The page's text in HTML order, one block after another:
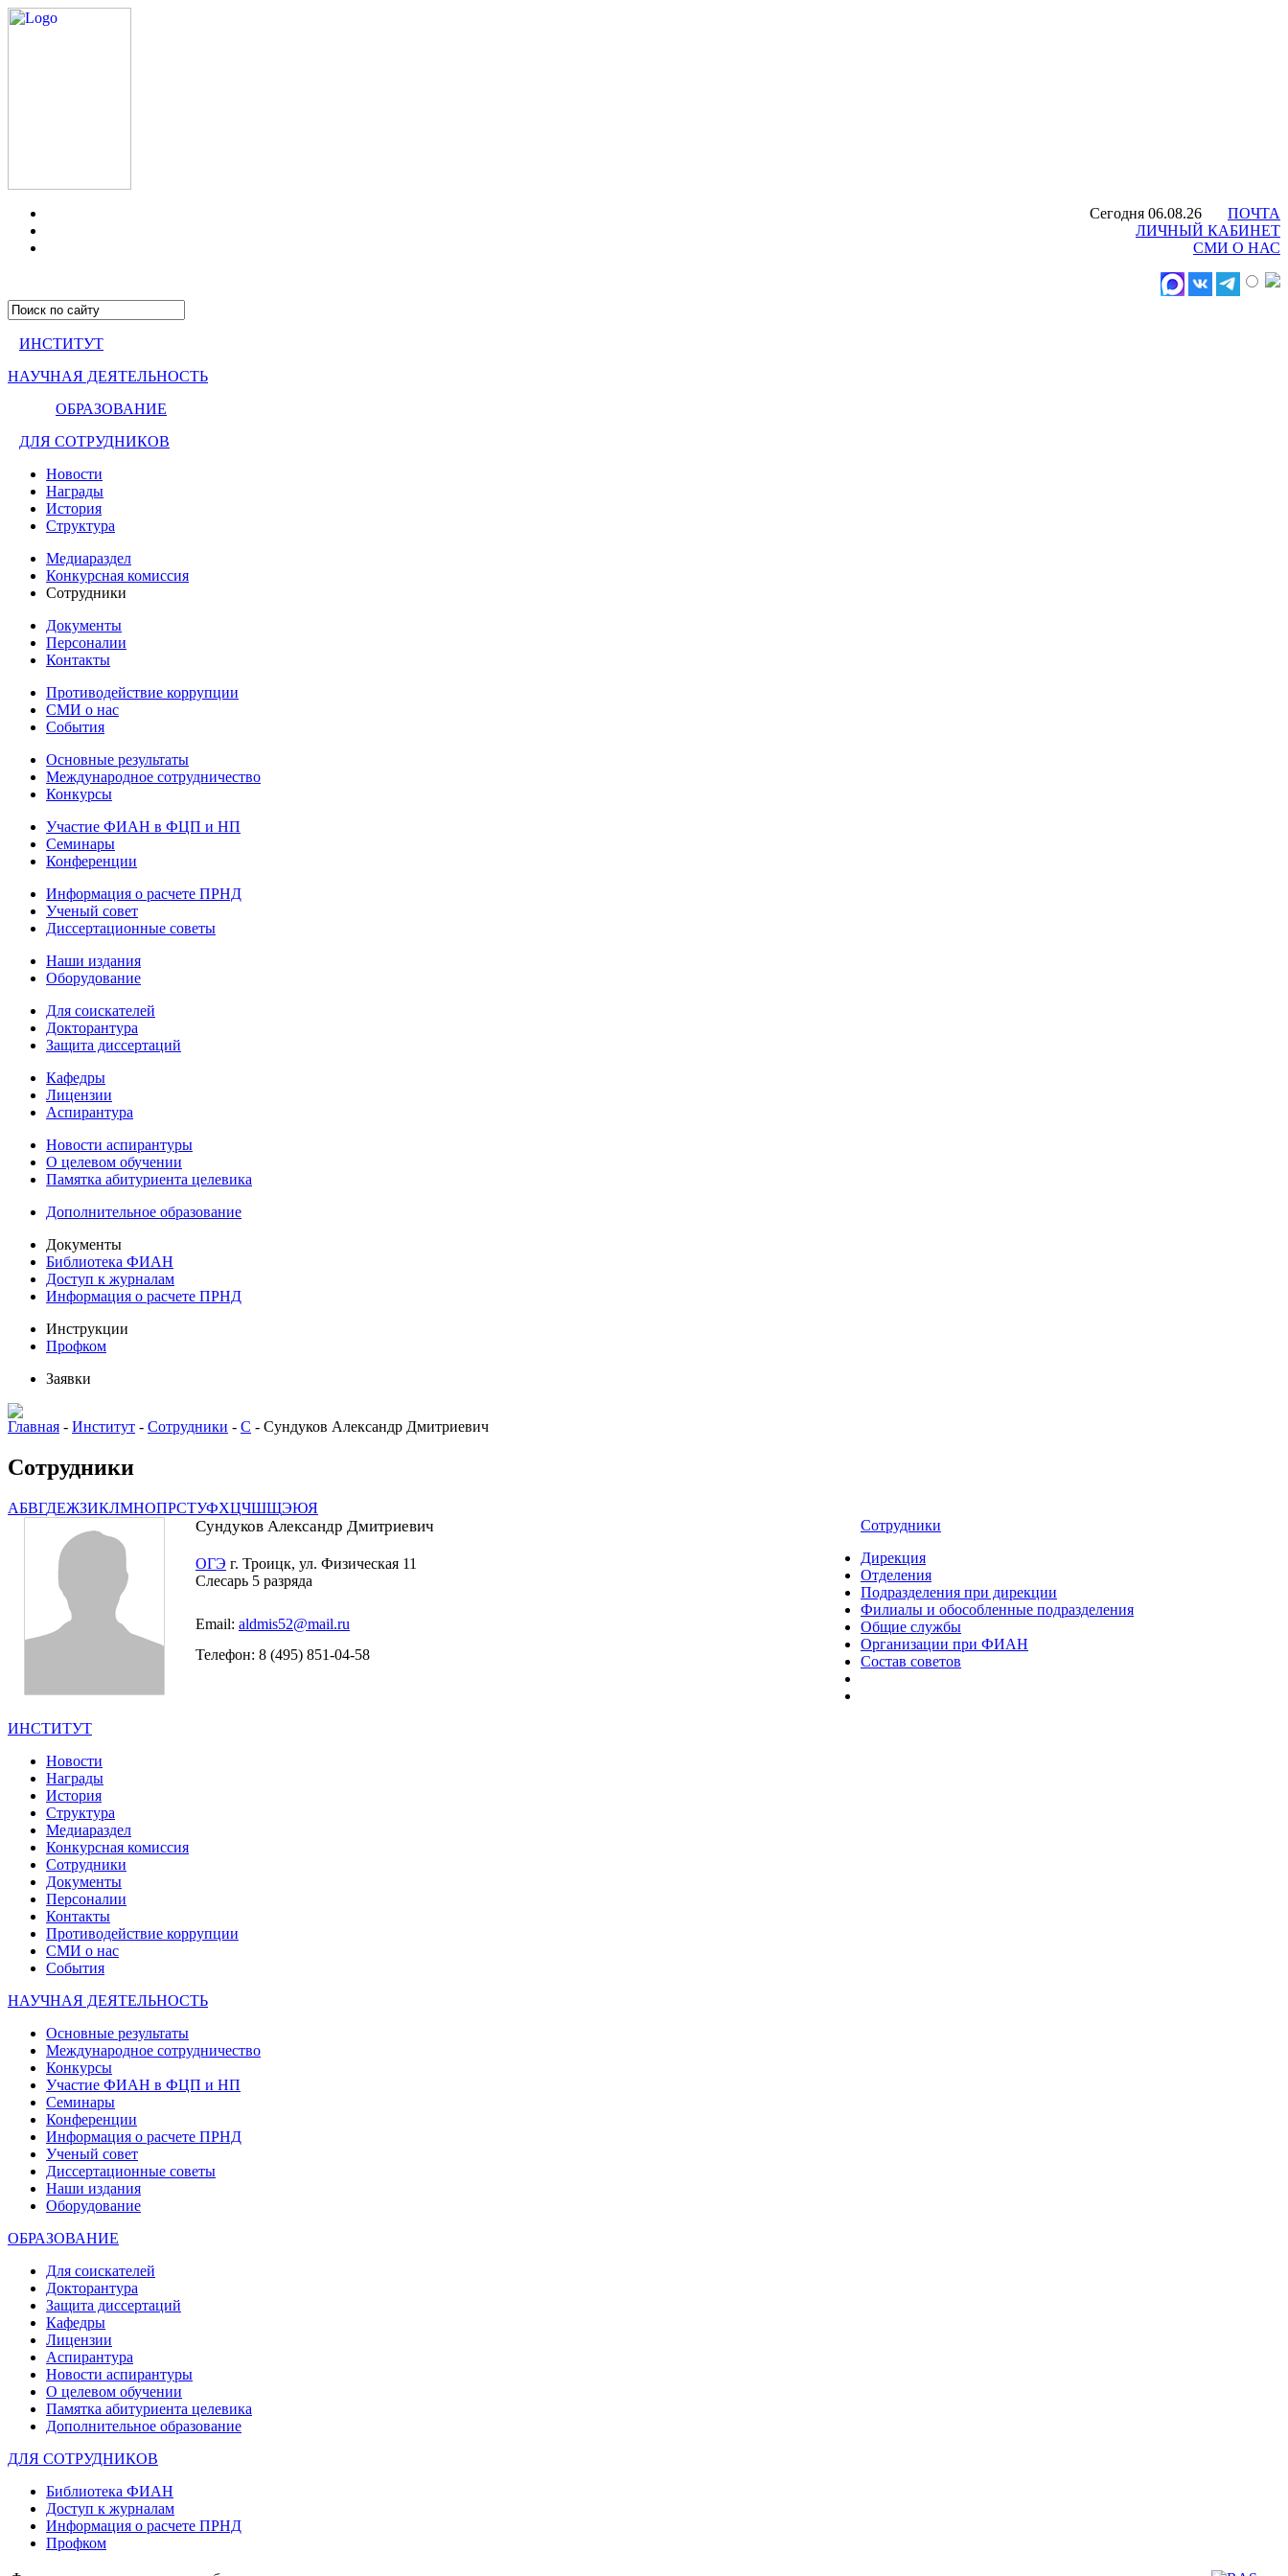
Сегодня 06.08.26
ПОЧТА
ЛИЧНЫЙ КАБИНЕТ
СМИ О НАС
ИНСТИТУТ
НАУЧНАЯ ДЕЯТЕЛЬНОСТЬ
ОБРАЗОВАНИЕ
ДЛЯ СОТРУДНИКОВ
Новости
Награды
История
Структура
Медиараздел
Конкурсная комиссия
Сотрудники
Документы
Персоналии
Контакты
Противодействие коррупции
СМИ о нас
События
Основные результаты
Международное сотрудничество
Конкурсы
Участие ФИАН в ФЦП и НП
Семинары
Конференции
Информация о расчете ПРНД
Ученый совет
Диссертационные советы
Наши издания
Оборудование
Для соискателей
Докторантура
Защита диссертаций
Кафедры
Лицензии
Аспирантура
Новости аспирантуры
О целевом обучении
Памятка абитуриента целевика
Дополнительное образование
Документы
Библиотека ФИАН
Доступ к журналам
Информация о расчете ПРНД
Инструкции
Профком
Заявки
Главная - Институт - Сотрудники - С - Сундуков Александр Дмитриевич
Сотрудники
АБВГДЕЖЗИКЛМНОПРСТУФХЦЧШЩЭЮЯ
Сундуков Александр Дмитриевич
ОГЭ г. Троицк, ул. Физическая 11
Слесарь 5 разряда
Email: aldmis52@mail.ru
Телефон: 8 (495) 851-04-58
Сотрудники
Дирекция
Отделения
Подразделения при дирекции
Филиалы и обособленные подразделения
Общие службы
Организации при ФИАН
Состав советов
ИНСТИТУТ
Новости
Награды
История
Структура
Медиараздел
Конкурсная комиссия
Сотрудники
Документы
Персоналии
Контакты
Противодействие коррупции
СМИ о нас
События
НАУЧНАЯ ДЕЯТЕЛЬНОСТЬ
Основные результаты
Международное сотрудничество
Конкурсы
Участие ФИАН в ФЦП и НП
Семинары
Конференции
Информация о расчете ПРНД
Ученый совет
Диссертационные советы
Наши издания
Оборудование
ОБРАЗОВАНИЕ
Для соискателей
Докторантура
Защита диссертаций
Кафедры
Лицензии
Аспирантура
Новости аспирантуры
О целевом обучении
Памятка абитуриента целевика
Дополнительное образование
ДЛЯ СОТРУДНИКОВ
Библиотека ФИАН
Доступ к журналам
Информация о расчете ПРНД
Профком